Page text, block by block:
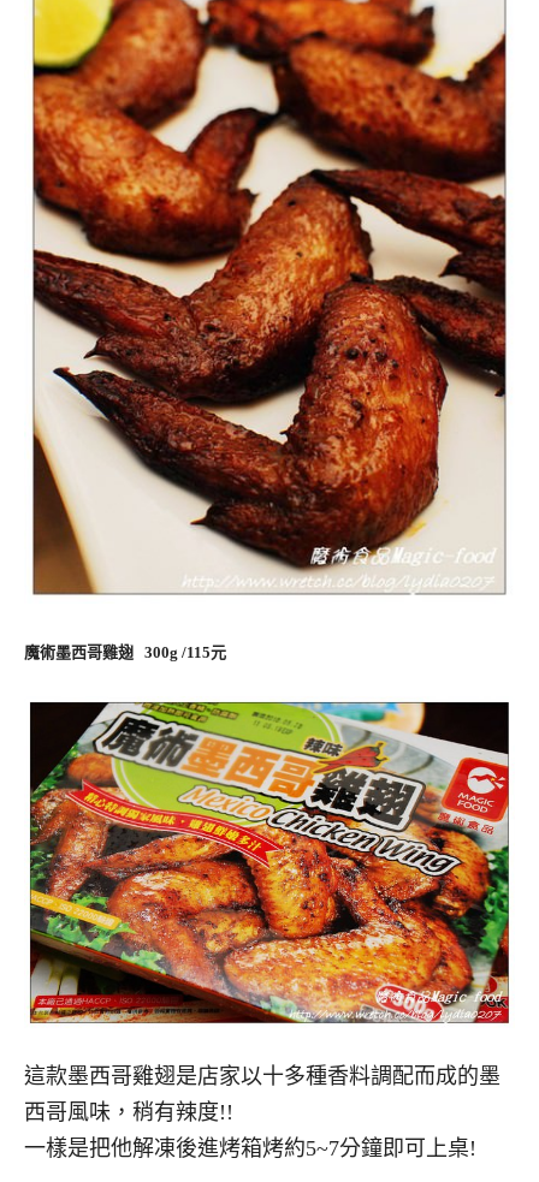
魔術墨西哥雞翅 300g /115元
這款墨西哥雞翅是店家以十多種香料調配而成的墨
西哥風味，稍有辣度!!
一樣是把他解凍後進烤箱烤約5~7分鐘即可上桌!